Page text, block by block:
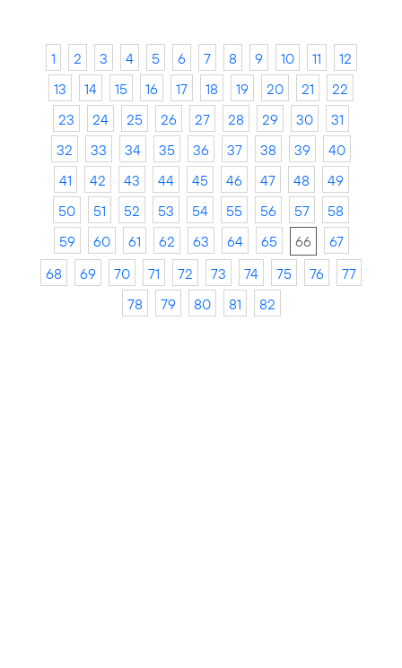
1 2 3 4 5 6 7 8 9 10 11
12
13
14 15 16 17 18 19 20 21
22
23
24 25 26 27 28 29 30
31
32
33 34 35 36 37 38 39
40
41
42 43 44 45 46 47 48
49
50
51 52 53 54 55 56 57
58
59
60 61 62 63 64 65 66
67
68
69 70 71 72 73 74 75 76
77
78
79 80 81 82